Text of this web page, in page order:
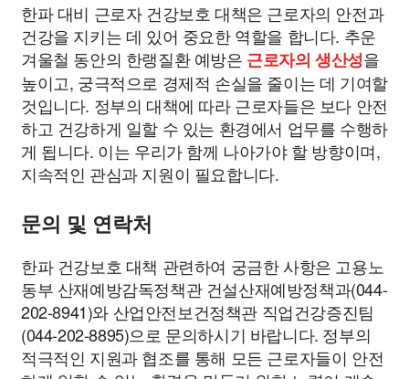
한파 대비 근로자 건강보호 대책은 근로자의 안전과
건강을 지키는 데 있어 중요한 역할을 합니다. 추운
겨울철 동안의 한랭질환 예방은 근로자의 생산성을
높이고, 궁극적으로 경제적 손실을 줄이는 데 기여할
것입니다. 정부의 대책에 따라 근로자들은 보다 안전
하고 건강하게 일할 수 있는 환경에서 업무를 수행하
게 됩니다. 이는 우리가 함께 나아가야 할 방향이며,
지속적인 관심과 지원이 필요합니다.
문의 및 연락처
한파 건강보호 대책 관련하여 궁금한 사항은 고용노
동부 산재예방감독정책관 건설산재예방정책과(044-
202-8941)와 산업안전보건정책관 직업건강증진팀
(044-202-8895)으로 문의하시기 바랍니다. 정부의
적극적인 지원과 협조를 통해 모든 근로자들이 안전